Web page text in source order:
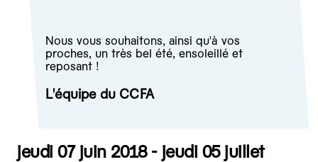
Nous vous souhaitons, ainsi qu'à vos
proches, un très bel été, ensoleillé et
reposant !
L'équipe du CCFA
jeudi 07 juin 2018 - jeudi 05 juillet